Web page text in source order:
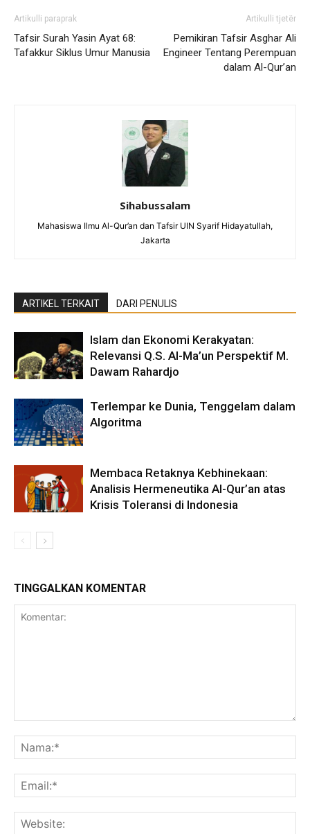
Artikulli paraprak
Tafsir Surah Yasin Ayat 68:
Tafakkur Siklus Umur Manusia
Artikulli tjetër
Pemikiran Tafsir Asghar Ali
Engineer Tentang Perempuan
dalam Al-Qur’an
Sihabussalam
Mahasiswa Ilmu Al-Qur’an dan Tafsir UIN Syarif Hidayatullah,
Jakarta
ARTIKEL TERKAIT DARI PENULIS
Islam dan Ekonomi Kerakyatan:
Relevansi Q.S. Al-Ma’un Perspektif M.
Dawam Rahardjo
Terlempar ke Dunia, Tenggelam dalam
Algoritma
Membaca Retaknya Kebhinekaan:
Analisis Hermeneutika Al-Qur’an atas
Krisis Toleransi di Indonesia
TINGGALKAN KOMENTAR